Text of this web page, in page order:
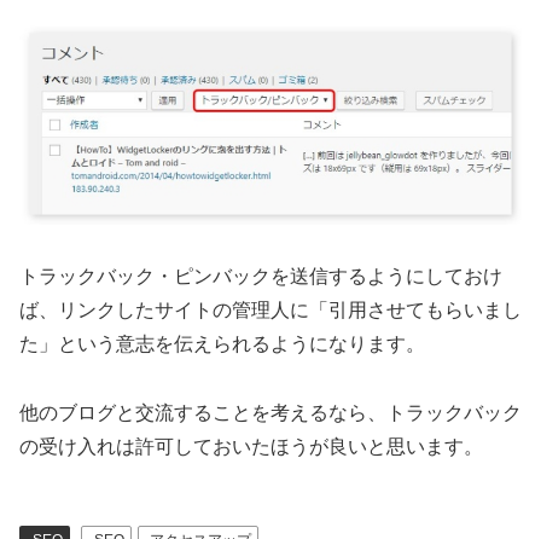
トラックバック・ピンバックを送信するようにしておけ
ば、リンクしたサイトの管理人に「引用させてもらいまし
た」という意志を伝えられるようになります。
他のブログと交流することを考えるなら、トラックバック
の受け入れは許可しておいたほうが良いと思います。